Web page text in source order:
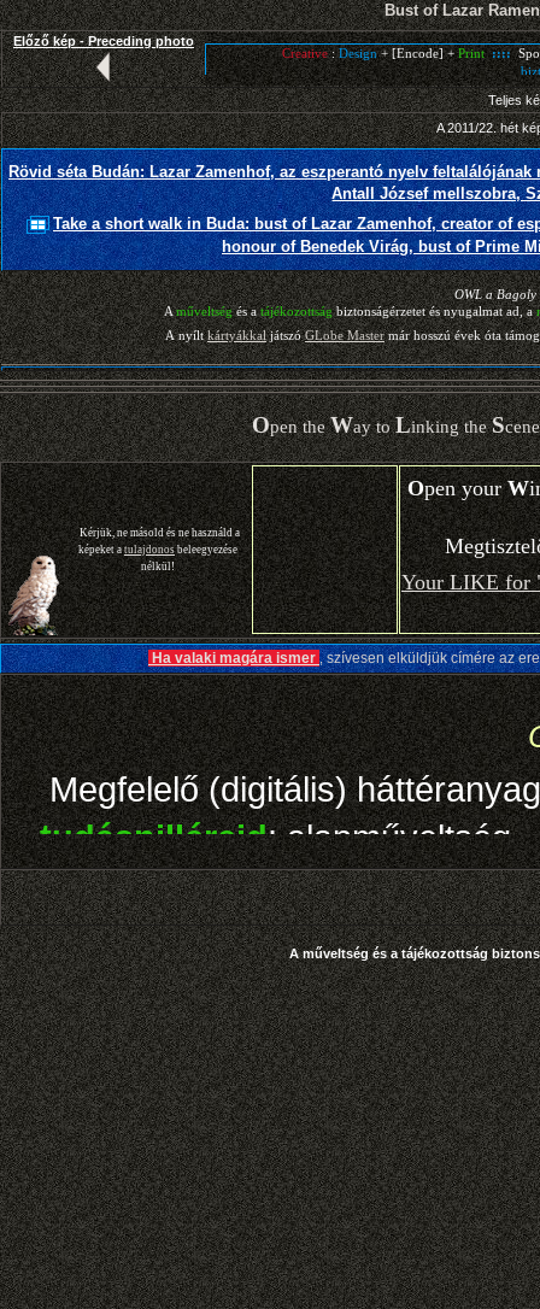
Bust of Lazar
Előző kép - Preceding photo
Teljes
A 2011/22. hét
Rövid séta Budán: Lazar Zamenhof, az eszperantó nyelv
Antall József mellszobra,
Take a short walk in Buda: bust of Lazar Zamenhof, creator of
honour of Benedek Virág, bust of Prime